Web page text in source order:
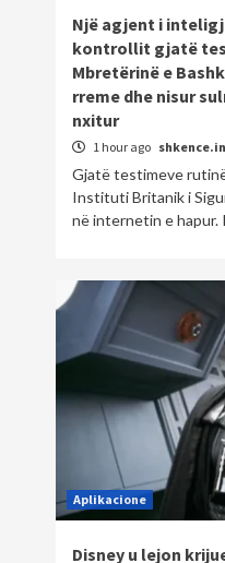
Një agjent i
kontrollit gjatë
Mbretërinë e
rreme dhe nisur
nxitur
1 hour ago
Gjatë testimeve
Instituti Britanik i
në internetin e hapur.
Aplikacione
Disney u lejon